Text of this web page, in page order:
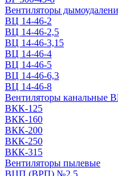
Вентиляторы
ВЦ 14-46-2
ВЦ 14-46-2,5
ВЦ 14-46-3,15
ВЦ 14-46-4
ВЦ 14-46-5
ВЦ 14-46-6,3
ВЦ 14-46-8
Вентиляторы канальные
ВКК-125
ВКК-160
ВКК-200
ВКК-250
ВКК-315
Вентиляторы пылевые
ВЦП (ВРП) №2,5